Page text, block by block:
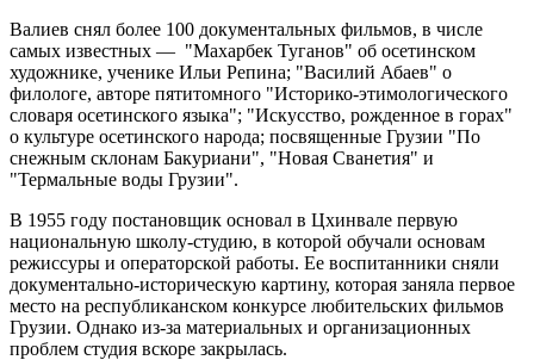
Валиев снял более 100 документальных фильмов, в числе
самых известных — "Махарбек Туганов" об осетинском
художнике, ученике Ильи Репина; "Василий Абаев" о
филологе, авторе пятитомного "Историко-этимологического
словаря осетинского языка"; "Искусство, рожденное в горах"
о культуре осетинского народа; посвященные Грузии "По
снежным склонам Бакуриани", "Новая Сванетия" и
"Термальные воды Грузии".
В 1955 году постановщик основал в Цхинвале первую
национальную школу-студию, в которой обучали основам
режиссуры и операторской работы. Ее воспитанники сняли
документально-историческую картину, которая заняла первое
место на республиканском конкурсе любительских фильмов
Грузии. Однако из-за материальных и организационных
проблем студия вскоре закрылась.